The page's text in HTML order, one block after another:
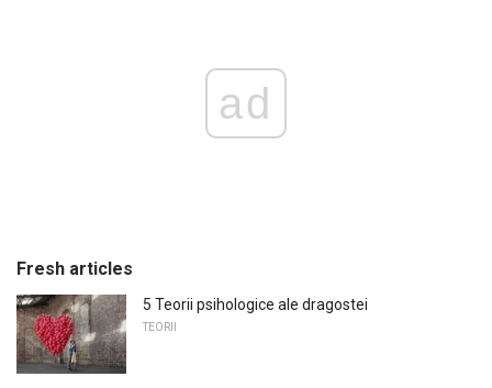
ad
Fresh articles
5 Teorii psihologice ale dragostei
TEORII